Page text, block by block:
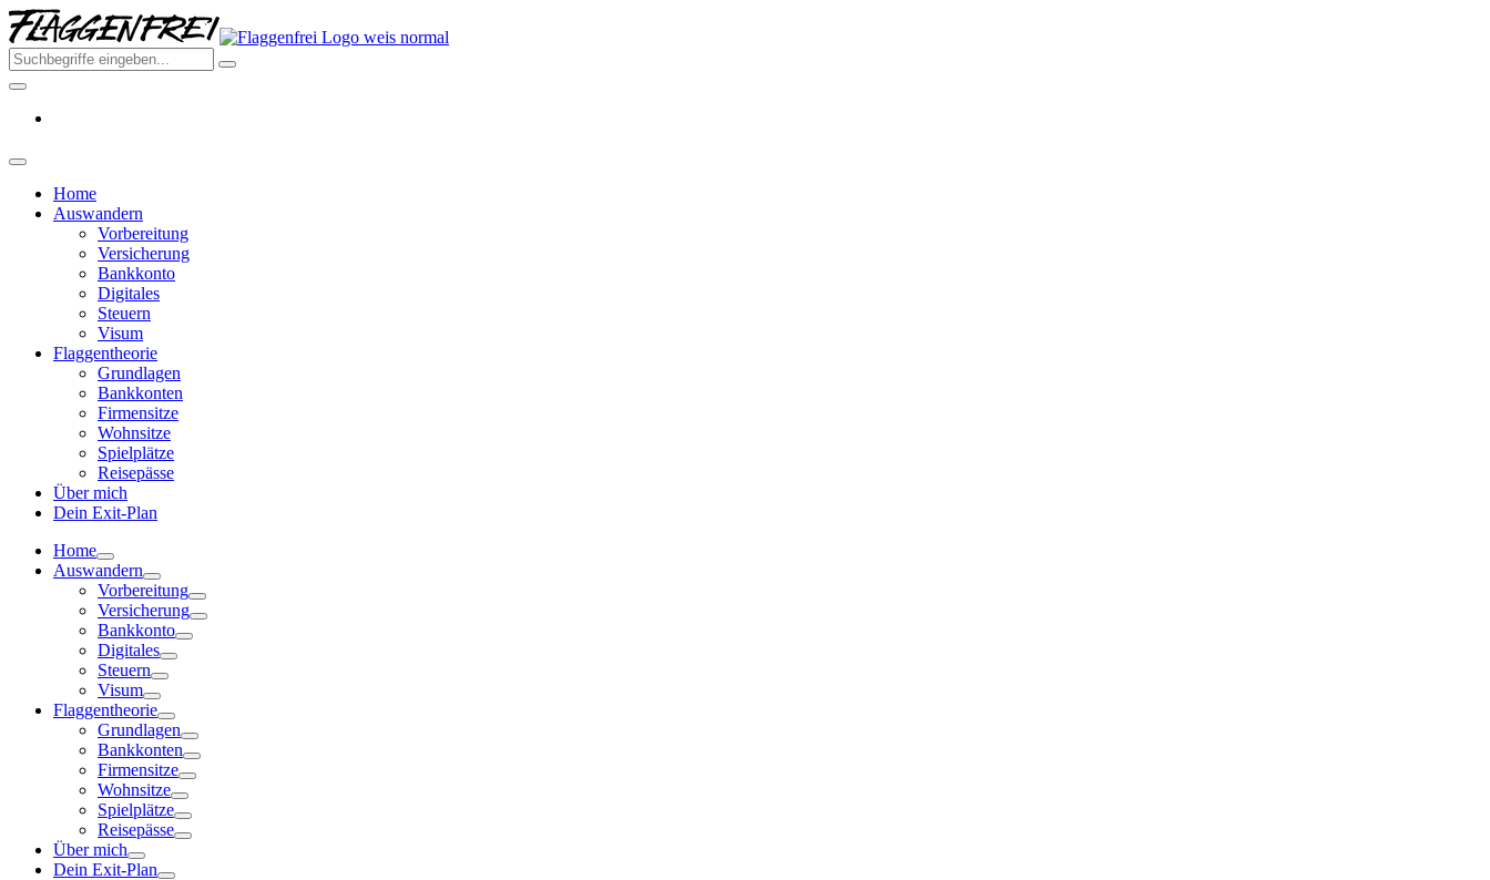
Skip
to
the
content
Home
Auswandern
Vorbereitung
Versicherung
Bankkonto
Digitales
Steuern
Visum
Flaggentheorie
Grundlagen
Bankkonten
Firmensitze
Wohnsitze
Spielplätze
Reisepässe
Über mich
Dein Exit-Plan
Home
Auswandern
Vorbereitung
Versicherung
Bankkonto
Digitales
Steuern
Visum
Flaggentheorie
Grundlagen
Bankkonten
Firmensitze
Wohnsitze
Spielplätze
Reisepässe
Über mich
Dein Exit-Plan